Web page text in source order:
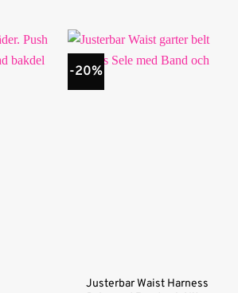
-20%
Justerbar Waist Harness